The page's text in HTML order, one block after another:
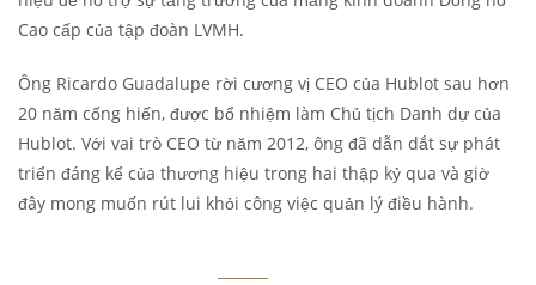
Cao cấp của tập đoàn LVMH.
Ông Ricardo Guadalupe rời cương vị CEO của Hublot sau hơn
20 năm cống hiến, được bổ nhiệm làm Chủ tịch Danh dự của
Hublot. Với vai trò CEO từ năm 2012, ông đã dẫn dắt sự phát
triển đáng kể của thương hiệu trong hai thập kỷ qua và giờ
đây mong muốn rút lui khỏi công việc quản lý điều hành.